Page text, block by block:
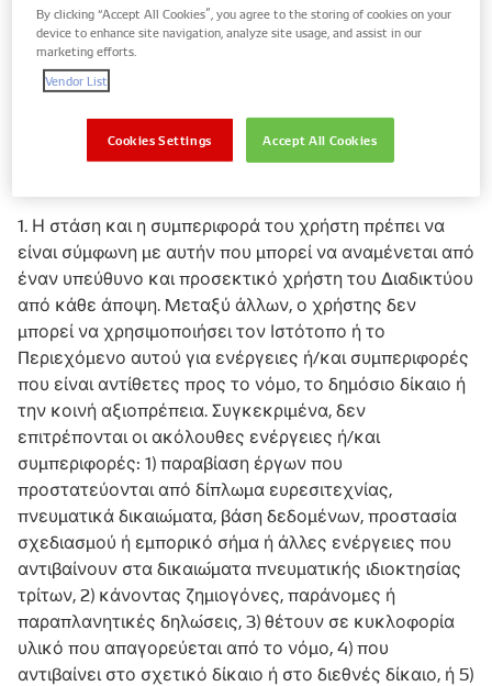
περιλαμβάνουν αλλά δεν περιορίζονται σε: κείμενο,
γραφικές εικόνες, ήχο και υποκείμενο κώδικα πηγής/
αντικειμένου (όπως, μεταξύ άλλων, κώδικα HTML ή
κώδικα Java) αυτού του Ιστότοπου και οποιουδήποτε
τμήματος αυτού.
II Επιτρεπόμενη χρήση
1. Η στάση και η συμπεριφορά του χρήστη πρέπει να
είναι σύμφωνη με αυτήν που μπορεί να αναμένεται από
έναν υπεύθυνο και προσεκτικό χρήστη του Διαδικτύου
από κάθε άποψη. Μεταξύ άλλων, ο χρήστης δεν
μπορεί να χρησιμοποιήσει τον Ιστότοπο ή το
Περιεχόμενο αυτού για ενέργειες ή/και συμπεριφορές
που είναι αντίθετες προς το νόμο, το δημόσιο δίκαιο ή
την κοινή αξιοπρέπεια. Συγκεκριμένα, δεν
επιτρέπονται οι ακόλουθες ενέργειες ή/και
συμπεριφορές: 1) παραβίαση έργων που
προστατεύονται από δίπλωμα ευρεσιτεχνίας,
πνευματικά δικαιώματα, βάση δεδομένων, προστασία
σχεδιασμού ή εμπορικό σήμα ή άλλες ενέργειες που
αντιβαίνουν στα δικαιώματα πνευματικής ιδιοκτησίας
τρίτων, 2) κάνοντας ζημιογόνες, παράνομες ή
παραπλανητικές δηλώσεις, 3) θέτουν σε κυκλοφορία
υλικό που απαγορεύεται από το νόμο, 4) που
αντιβαίνει στο σχετικό δίκαιο ή στο διεθνές δίκαιο, ή 5)
By clicking “Accept All Cookies”, you agree to the storing of cookies on your
device to enhance site navigation, analyze site usage, and assist in our
marketing efforts.
Vendor List
Accept All Cookies
Cookies Settings